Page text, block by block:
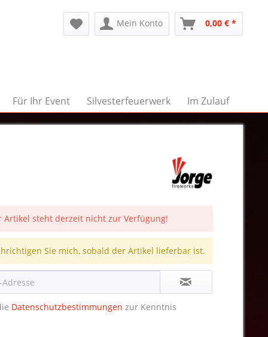
Mein Konto 0,00 € *
Für Ihr Event Silvesterfeuerwerk Im Zulauf
Artikel steht derzeit nicht zur Verfügung!
Sie mich, sobald der Artikel lieferbar ist.
Datenschutzbestimmungen zur Kenntnis